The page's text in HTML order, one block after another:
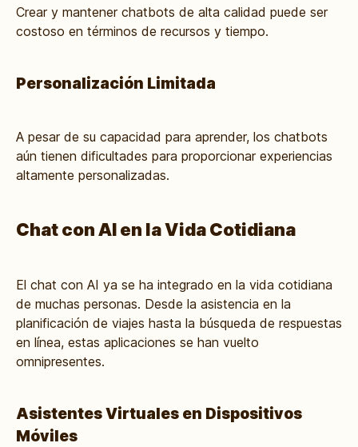
Crear y mantener chatbots de alta calidad puede ser
costoso en términos de recursos y tiempo.
Personalización Limitada
A pesar de su capacidad para aprender, los chatbots
aún tienen dificultades para proporcionar experiencias
altamente personalizadas.
Chat con AI en la Vida Cotidiana
El chat con AI ya se ha integrado en la vida cotidiana
de muchas personas. Desde la asistencia en la
planificación de viajes hasta la búsqueda de respuestas
en línea, estas aplicaciones se han vuelto
omnipresentes.
Asistentes Virtuales en Dispositivos
Móviles